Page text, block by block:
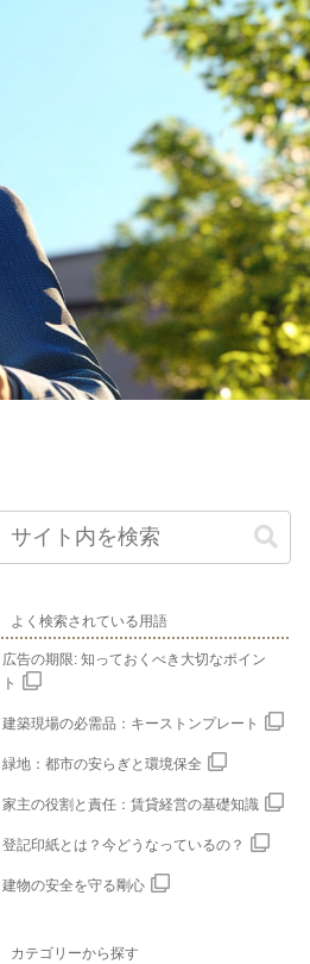
よく検索されている用語
広告の期限: 知っておくべき大切なポイン
ト
建築現場の必需品：キーストンプレート
緑地：都市の安らぎと環境保全
家主の役割と責任：賃貸経営の基礎知識
登記印紙とは？今どうなっているの？
建物の安全を守る剛心
カテゴリーから探す